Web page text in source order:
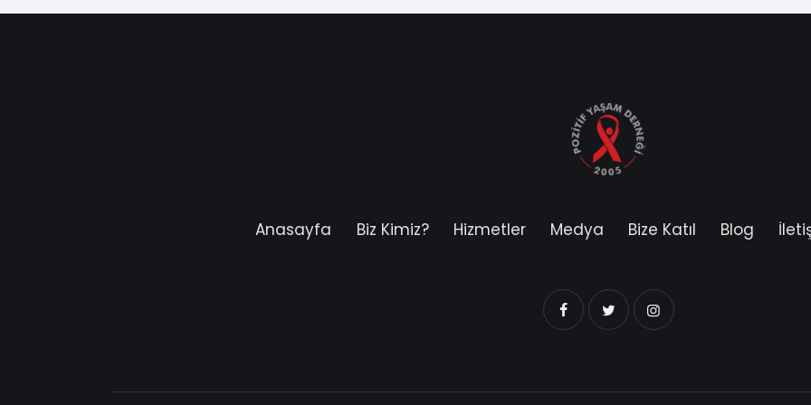
Anasayfa Biz Kimiz? Hizmetler Medya Bize Katıl Blog